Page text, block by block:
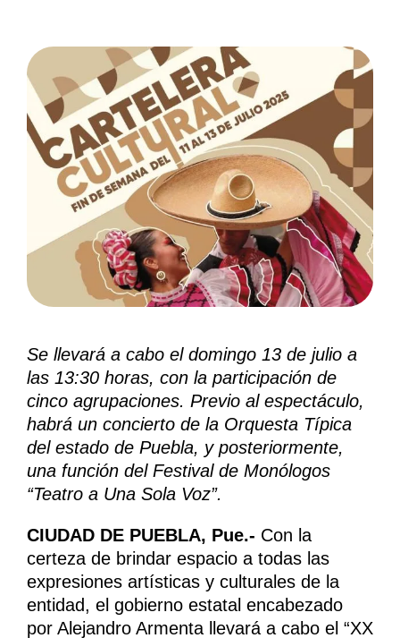
Se llevará a cabo el domingo 13 de julio a
las 13:30 horas, con la participación de
cinco agrupaciones. Previo al espectáculo,
habrá un concierto de la Orquesta Típica
del estado de Puebla, y posteriormente,
una función del Festival de Monólogos
“Teatro a Una Sola Voz”.
CIUDAD DE PUEBLA, Pue.- Con la
certeza de brindar espacio a todas las
expresiones artísticas y culturales de la
entidad, el gobierno estatal encabezado
por Alejandro Armenta llevará a cabo el “XX